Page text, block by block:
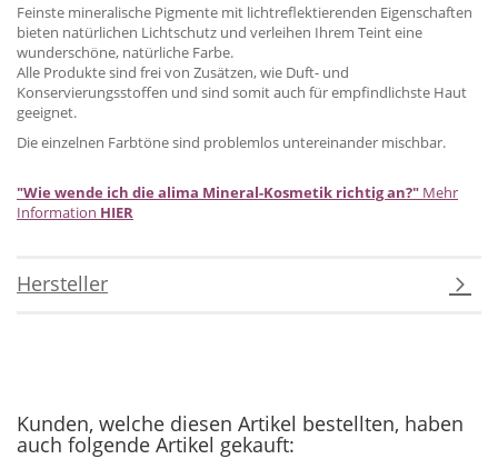
Feinste mineralische Pigmente mit lichtreflektierenden Eigenschaften
bieten natürlichen Lichtschutz und verleihen Ihrem Teint eine
wunderschöne, natürliche Farbe.
Alle Produkte sind frei von Zusätzen, wie Duft- und
Konservierungsstoffen und sind somit auch für empfindlichste Haut
geeignet.
Die einzelnen Farbtöne sind problemlos untereinander mischbar.
"Wie wende ich die alima Mineral-Kosmetik richtig an?" Mehr
Information HIER
Hersteller
Kunden, welche diesen Artikel bestellten, haben
auch folgende Artikel gekauft: